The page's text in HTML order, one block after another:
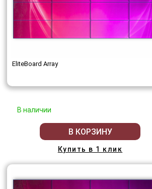
EliteBoard Array
В наличии
В КОРЗИНУ
Купить в 1 клик